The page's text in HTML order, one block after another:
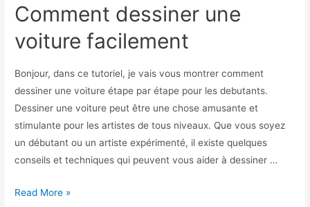
Comment dessiner une
voiture facilement
Bonjour, dans ce tutoriel, je vais vous montrer comment
dessiner une voiture étape par étape pour les debutants.
Dessiner une voiture peut être une chose amusante et
stimulante pour les artistes de tous niveaux. Que vous soyez
un débutant ou un artiste expérimenté, il existe quelques
conseils et techniques qui peuvent vous aider à dessiner …
Comment
Read More »